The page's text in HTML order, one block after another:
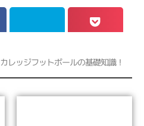
カレッジフットボールの基礎知識！